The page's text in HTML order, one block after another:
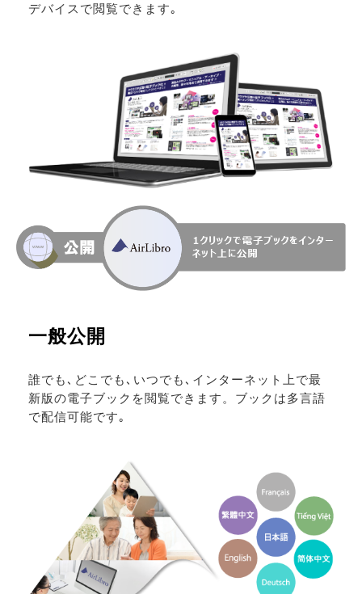
デバイスで閲覧できます｡
一般公開
誰でも､どこでも､いつでも､インターネット上で最
新版の電子ブックを閲覧できます。ブックは多言語
で配信可能です｡